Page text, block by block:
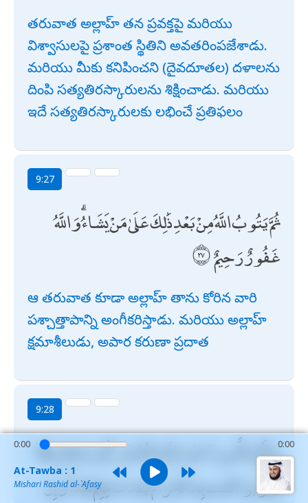
తరువాత అల్లాహ్ తన ప్రవక్తపై మరియు
విశ్వాసులపై ప్రశాంత స్థితిని అవతరింపజేశాడు.
మరియు మీకు కనిపించని (దైవదూతల) దళాలను
దింపి సత్యతిరస్కారులను శిక్షించాడు. మరియు
ఇదే సత్యతిరస్కారులకు లభించే ప్రతిఫలం
9:27
ثُمَّ يَتُوبُ اللَّهُ مِنْ بَعْدِ ذَٰلِكَ عَلَىٰ مَنْ يَشَاءُ ۗ وَاللَّهُ
غَفُورٌ رَحِيمٌ
ఆ తరువాత కూడా అల్లాహ్ తాను కోరిన వారి
పశ్చాత్తాపాన్ని అంగీకరిస్తాడు. మరియు అల్లాహ్
క్షమాశీలుడు, అపార కరుణా ప్రదాత
9:28
يَا أَيُّهَا الَّذِينَ آمَنُوا إِنَّمَا الْمُشْرِكُونَ نَجَسٌ فَلَا
يَقْرَبُوا الْمَسْجِدَ الْحَرَامَ بَعْدَ عَامِهِمْ هَٰذَا ۚ وَإِنْ
0:00 0:00
At-Tawba : 1
Mishari Rashid al-`Afasy